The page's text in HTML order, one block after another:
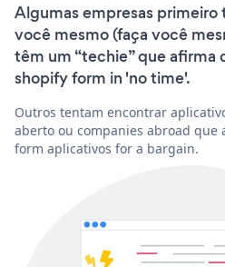
Algumas empresas primeiro
você mesmo (faça você
têm um “techie” que afirma
shopify form in 'no time'.
Outros tentam encontrar
aberto ou companies abroad que
form aplicativos for a bargain.